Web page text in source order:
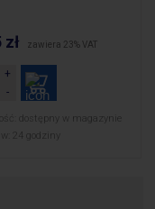
zł zawiera 23% VAT
dostępny w magazynie
24 godziny